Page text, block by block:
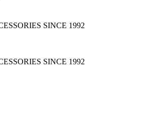
SINCE 1992
SINCE 1992